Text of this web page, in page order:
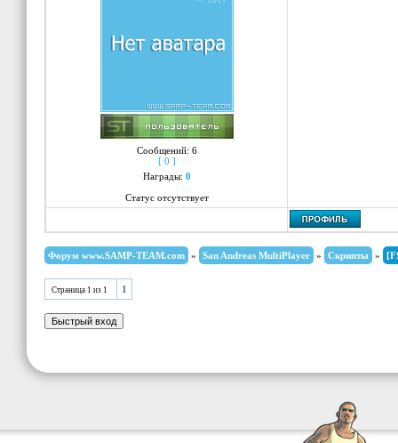
Сообщений: 6
[ 0 ]
Награды: 0
Статус отсутствует
Форум www.SAMP-TEAM.com » San Andreas MultiPlayer » Скрипты »
Страница 1 из 1 1